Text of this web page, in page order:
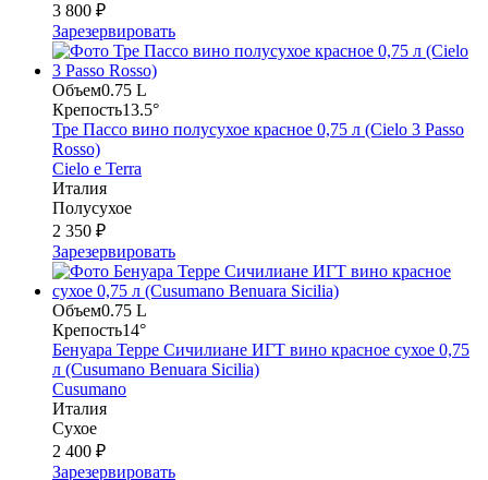
3 800 ₽
Зарезервировать
Объем0.75 L
Крепость13.5°
Тре Пассо вино полусухое красное 0,75 л (Cielo 3 Passo
Rosso)
Cielo e Terra
Италия
Полусухое
2 350 ₽
Зарезервировать
Объем0.75 L
Крепость14°
Бенуара Терре Сичилиане ИГТ вино красное сухое 0,75
л (Cusumano Benuara Sicilia)
Cusumano
Италия
Сухое
2 400 ₽
Зарезервировать